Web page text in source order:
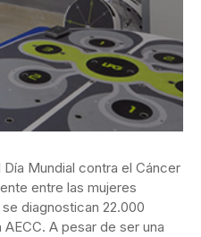
Mundial contra el Cáncer
entre las mujeres
diagnostican 22.000
A pesar de ser una